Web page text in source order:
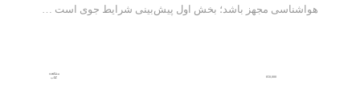
هواشناسی مجهز باشد؛ بخش اول پیش‌بینی شرایط جوی است …
850,000
مشاهده
کتاب